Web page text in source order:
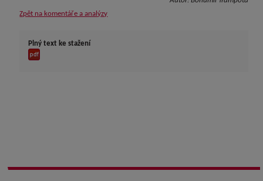
Zpět na komentáře a analýzy
Plný text ke stažení